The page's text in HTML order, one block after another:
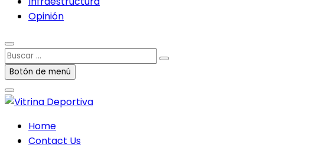
Opinión
Buscar
…Botón de menú
Home
Contact Us